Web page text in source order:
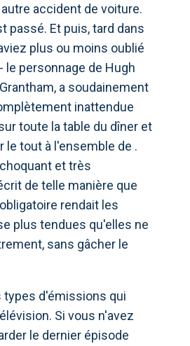
accident de voiture.
passé. Et puis, tard dans
plus ou moins oublié
personnage de Hugh
a soudainement
inattendue
toute la table du dîner et
le tout à l'ensemble de .
et très
de telle manière que
rendait les
plus tendues qu'elles ne
sans gâcher le
types d'émissions qui
Si vous n'avez
le dernier épisode